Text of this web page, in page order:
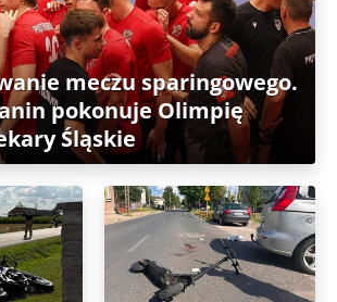
meczu sparingowego.
pokonuje Olimpię
Śląskie